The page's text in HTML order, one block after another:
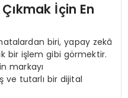
İçin En
biri, yapay zekâ
bir işlem gibi görmektir.
markayı
ve tutarlı bir dijital